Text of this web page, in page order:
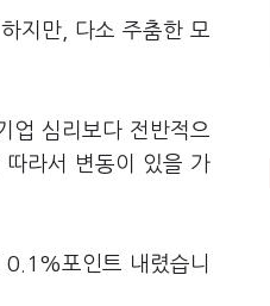
지만, 다소 주춤한 모
업 심리보다 전반적으
라서 변동이 있을 가
포인트 내렸습니